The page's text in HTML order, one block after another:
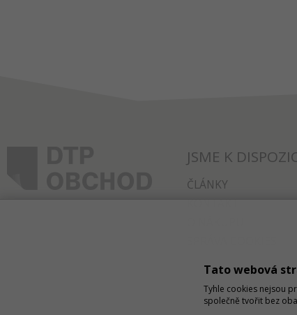
JSME K
ČLÁNKY
Tato webová
Tyhle cookies nejsou
společně tvořit bez